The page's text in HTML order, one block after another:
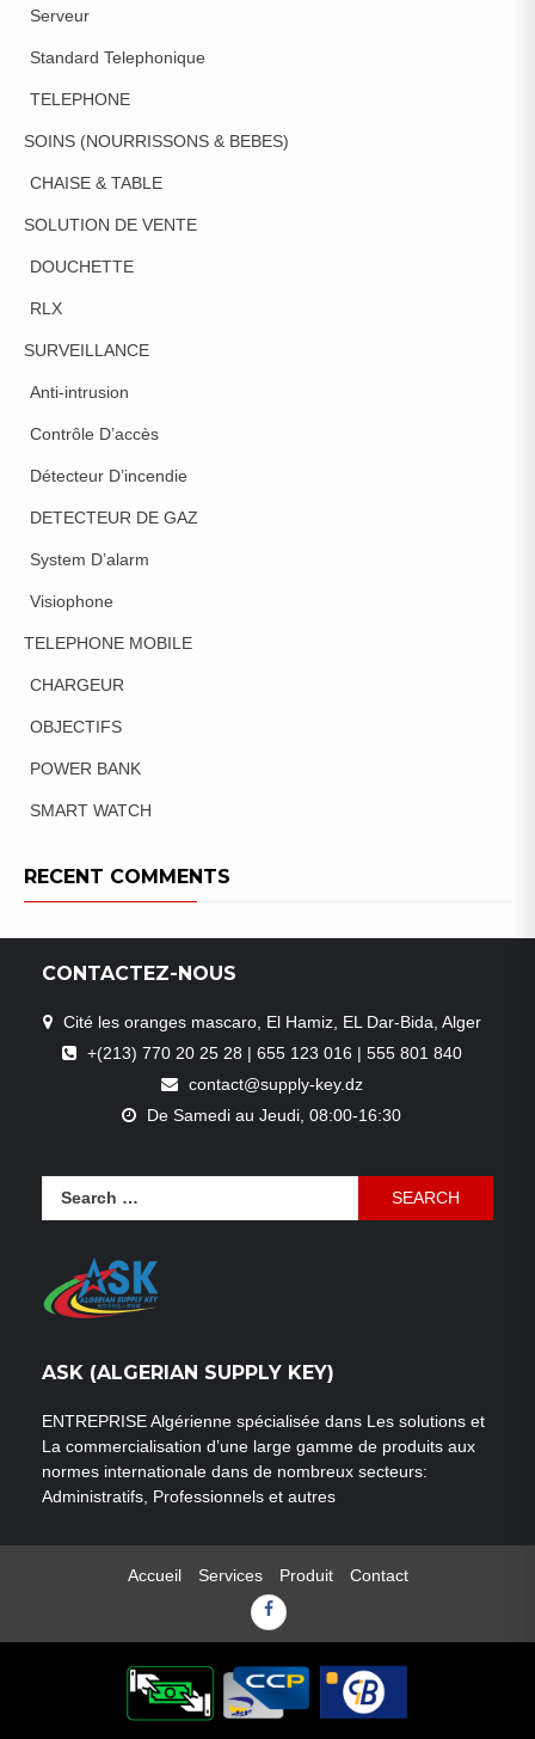
Serveur
Standard Telephonique
TELEPHONE
SOINS (NOURRISSONS & BEBES)
CHAISE & TABLE
SOLUTION DE VENTE
DOUCHETTE
RLX
SURVEILLANCE
Anti-intrusion
Contrôle D’accès
Détecteur D’incendie
DETECTEUR DE GAZ
System D’alarm
Visiophone
TELEPHONE MOBILE
CHARGEUR
OBJECTIFS
POWER BANK
SMART WATCH
RECENT COMMENTS
CONTACTEZ-NOUS
Cité les oranges mascaro, El Hamiz, EL Dar-Bida, Alger
+(213) 770 20 25 28 | 655 123 016 | 555 801 840
contact@supply-key.dz
De Samedi au Jeudi, 08:00-16:30
ASK (ALGERIAN SUPPLY KEY)
ENTREPRISE Algérienne spécialisée dans Les solutions et
La commercialisation d’une large gamme de produits aux
normes internationale dans de nombreux secteurs:
Administratifs, Professionnels et autres
Accueil Services Produit Contact
Facebook